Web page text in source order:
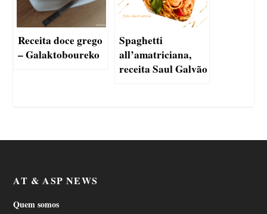
Receita doce grego
– Galaktoboureko
Spaghetti
all’amatriciana,
receita Saul Galvão
AT & ASP NEWS
Quem somos